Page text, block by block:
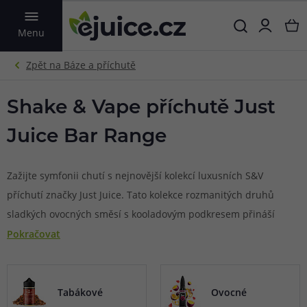
Menu
VYHLEDAT
Shake & Vape příchutě Just
Juice Bar Range
Zažijte symfonii chutí s nejnovější kolekcí luxusních S&V
příchutí značky Just Juice. Tato kolekce rozmanitých druhů
sladkých ovocných směsí s kooladovým podkresem přináší
bezkonkurenční chuť a uspokojení. Ohromí úplné nováčky
výstupními kontrolami pro uvedení na světový trh a jsou
Pokračovat
Tabákové Ovocné